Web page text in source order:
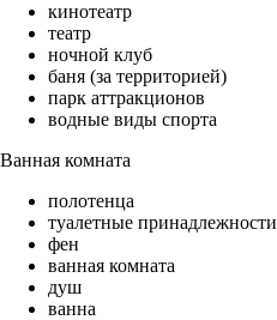
кинотеатр
театр
ночной клуб
баня (за территорией)
парк аттракционов
водные виды спорта
Ванная комната
полотенца
туалетные принадлежности
фен
ванная комната
душ
ванна